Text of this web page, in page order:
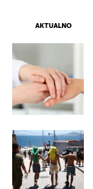
AKTUALNO